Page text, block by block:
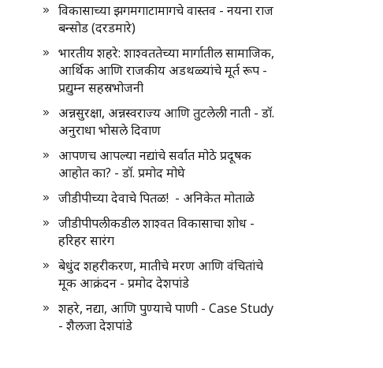
विकासाच्या झगमगाटामागचे वास्तव - नयना राज
बन्सोड (दरडमारे)
भारतीय शहरे: शाश्वततेच्या मार्गातील सामाजिक,
आर्थिक आणि राजकीय अडथळ्यांचे मूर्त रूप -
प्रद्युम्न सहस्रभोजनी
अन्नसुरक्षा, अन्नस्वराज्य आणि तुटलेली नाती - डॉ.
अनुराधा भोसले दिवाण
आपणच आपल्या नद्यांचे सर्वात मोठे प्रदूषक
आहोत का? - डॉ. प्रमोद मोघे
जीडीपीच्या देवाचे पितळ! - अनिकेत मोताळे
जीडीपीपलीकडील शाश्वत विकासाचा शोध -
हरिहर सारंग
बेधुंद शहरीकरण, मातीचे मरण आणि वंचितांचे
मूक आक्रंदन - प्रमोद देशपांडे
शहरे, नद्या, आणि पुण्याचे पाणी - Case Study
- शैलजा देशपांडे